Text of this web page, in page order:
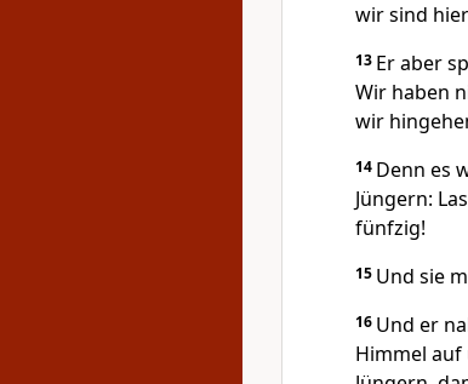
wir sind
13 Er aber
Wir haben
wir
14 Denn es
Jüngern:
fünfzig!
15 Und sie
16 Und er
Himmel auf